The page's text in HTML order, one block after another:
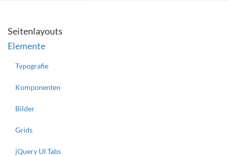
Seitenlayouts
Elemente
Typografie
Komponenten
Bilder
Grids
jQuery UI Tabs